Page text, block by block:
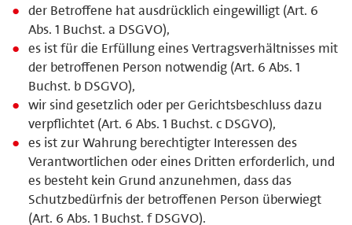
der Betroffene hat ausdrücklich eingewilligt (Art. 6
Abs. 1 Buchst. a DSGVO),
es ist für die Erfüllung eines Vertragsverhältnisses mit
der betroffenen Person notwendig (Art. 6 Abs. 1
Buchst. b DSGVO),
wir sind gesetzlich oder per Gerichtsbeschluss dazu
verpflichtet (Art. 6 Abs. 1 Buchst. c DSGVO),
es ist zur Wahrung berechtigter Interessen des
Verantwortlichen oder eines Dritten erforderlich, und
es besteht kein Grund anzunehmen, dass das
Schutzbedürfnis der betroffenen Person überwiegt
(Art. 6 Abs. 1 Buchst. f DSGVO).